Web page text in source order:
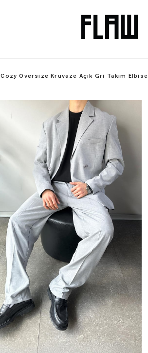
Cozy Oversize Kruvaze Açık Gri Takım Elbise